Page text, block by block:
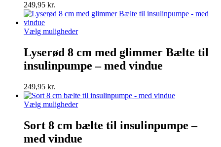
vælges
på
varesiden
249,95 kr.
Vælg mulighederDette
flere
varianter.
vælges
på
varesiden
Lyserød 8 cm med glimmer Bælte til
insulinpumpe – med vindue
249,95 kr.
Vælg mulighederDette
har
flere
varianter.
Sort 8 cm bælte til insulinpumpe –
med vindue